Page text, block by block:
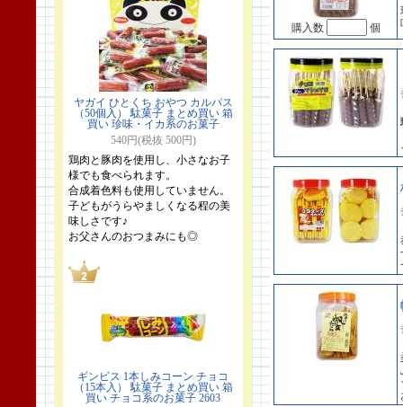
ヤガイ ひとくち おやつ カルパス
（50個入） 駄菓子 まとめ買い 箱
買い 珍味・イカ系のお菓子
540円(税抜 500円)
鶏肉と豚肉を使用し、小さなお子
様でも食べられます。
合成着色料も使用していません。
子どもがうらやましくなる程の美
味しさです♪
お父さんのおつまみにも◎
ギンビス 1本しみコーン チョコ
（15本入） 駄菓子 まとめ買い 箱
買い チョコ系のお菓子 2603
購入数 個